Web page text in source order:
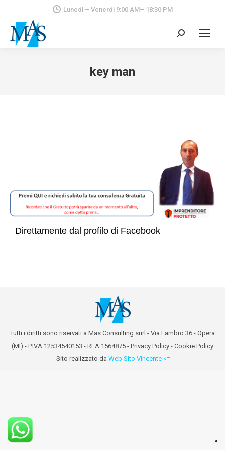
Lunedì – Venerdì 9:00 AM– 18:30 PM
Cerca:
key man
Direttamente dal profilo di Facebook
Tutti i diritti sono riservati a Mas Consulting surl - Via Lambro 36 - Opera
(MI) - P.IVA 12534540153 - REA 1564875 - Privacy Policy - Cookie Policy
Sito realizzato da Web Sito Vincente <=